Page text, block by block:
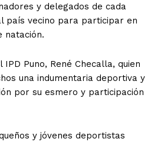
y delegados de cada
país vecino para participar en
natación.
Puno, René Checalla, quien
una indumentaria deportiva y
por su esmero y participación
y jóvenes deportistas